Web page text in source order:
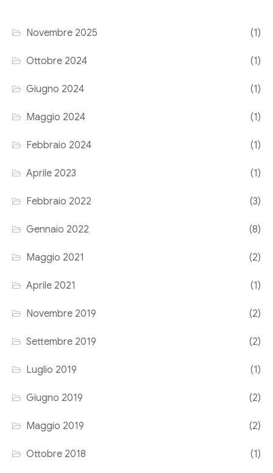
Novembre 2025 (1)
Ottobre 2024 (1)
Giugno 2024 (1)
Maggio 2024 (1)
Febbraio 2024 (1)
Aprile 2023 (1)
Febbraio 2022 (3)
Gennaio 2022 (8)
Maggio 2021 (2)
Aprile 2021 (1)
Novembre 2019 (2)
Settembre 2019 (2)
Luglio 2019 (1)
Giugno 2019 (2)
Maggio 2019 (2)
Ottobre 2018 (1)